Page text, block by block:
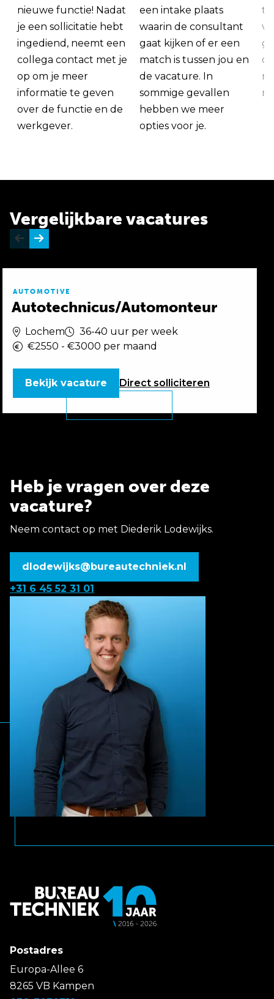
nieuwe functie! Nadat
je een sollicitatie hebt
ingediend, neemt een
collega contact met je
op om je meer
informatie te geven
over de functie en de
werkgever.
een intake plaats
waarin de consultant
gaat kijken of er een
match is tussen jou en
de vacature. In
sommige gevallen
hebben we meer
opties voor je.
Vergelijkbare vacatures
AUTOMOTIVE
Autotechnicus/Automonteur
Lochem
36-40 uur per week
€2550 - €3000 per maand
Direct solliciteren
Bekijk vacature
Heb je vragen over deze
vacature?
Neem contact op met Diederik Lodewijks.
dlodewijks@bureautechniek.nl
+31 6 45 52 31 01
Postadres
Europa-Allee 6
8265 VB Kampen